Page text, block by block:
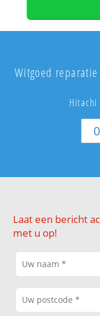
Witgoed
Hitachi
Laat een bericht
met u op!